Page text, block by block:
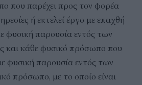
που παρέχει προς τον φορέα
ή εκτελεί έργο με επαχθή
φυσική παρουσία εντός των
και κάθε φυσικό πρόσωπο που
φυσική παρουσία εντός των
πρόσωπο, με το οποίο είναι